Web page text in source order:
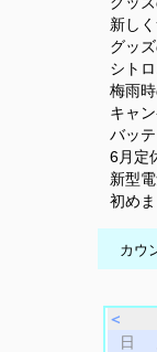
新し
グッ
シト
梅雨
キャ
バッ
6月定
新型
初め
カウ
＜
日